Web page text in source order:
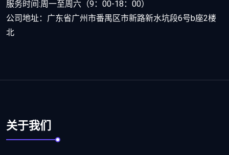
服务时间:周一至周六（9：00-18：00）
公司地址：广东省广州市番禺区市新路新水坑段6号b座2楼
北
关于我们